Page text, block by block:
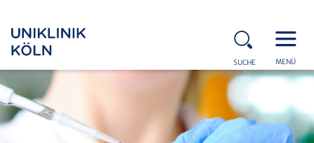
SUCHE MENÜ